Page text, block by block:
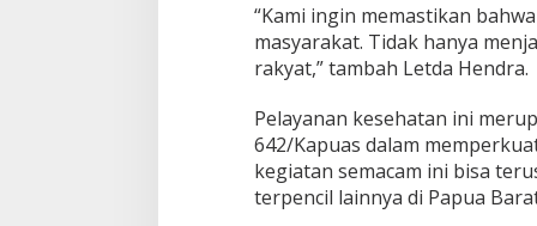
“Kami ingin memastikan
masyarakat. Tidak hanya
rakyat,” tambah Letda Hendra.
Pelayanan kesehatan ini
642/Kapuas dalam
kegiatan semacam ini bisa
terpencil lainnya di Papua